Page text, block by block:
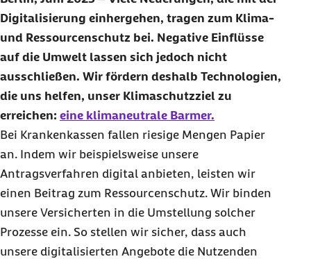
Digitalisierung einhergehen, tragen zum Klima-
und Ressourcenschutz bei. Negative Einflüsse
auf die Umwelt lassen sich jedoch nicht
ausschließen. Wir fördern deshalb Technologien,
die uns helfen, unser Klimaschutzziel zu
erreichen: eine klimaneutrale Barmer.
Bei Krankenkassen fallen riesige Mengen Papier
an. Indem wir beispielsweise unsere
Antragsverfahren digital anbieten, leisten wir
einen Beitrag zum Ressourcenschutz. Wir binden
unsere Versicherten in die Umstellung solcher
Prozesse ein. So stellen wir sicher, dass auch
unsere digitalisierten Angebote die Nutzenden